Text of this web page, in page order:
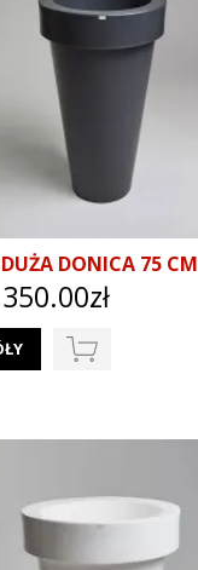
DONICA 75 CM
350.00zł